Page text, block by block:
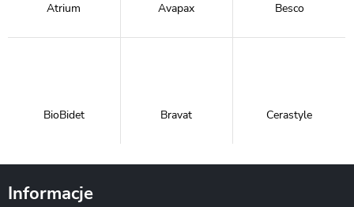
Atrium Avapax Besco
BioBidet Bravat Cerastyle
Informacje